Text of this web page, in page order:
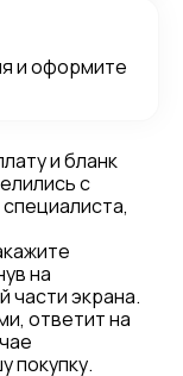
и оформите
и бланк
с
на
части экрана.
ответит на
покупку.